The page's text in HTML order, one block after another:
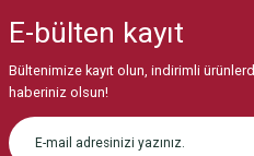
Görüş ve önerileriniz için teşekkür
Ürün resmi kalitesiz, bozuk veya
Ürün açıklamasında eksik
Ürün bilgilerinde hatalar bulunuyor.
E-bülten kayıt
Bültenimize kayıt olun, indirimli
haberiniz olsun!